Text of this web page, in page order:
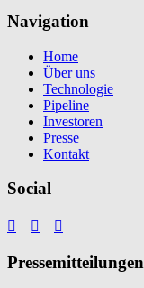
Navigation
Home
Über uns
Technologie
Pipeline
Investoren
Presse
Kontakt
Social
  
Pressemitteilungen